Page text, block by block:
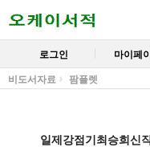
로그인 마이페
비도서자료 팜플렛
일제강점기최승희신